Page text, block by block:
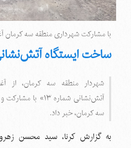
با مشارکت شهرداری منطقه سه کرمان
ساخت ایستگاه آتش‌نشانی
شهردار منطقه سه کرمان، از
آتش‌نشانی شماره
سه کرمان، خبر داد.
به گزارش کرنا، سید محسن